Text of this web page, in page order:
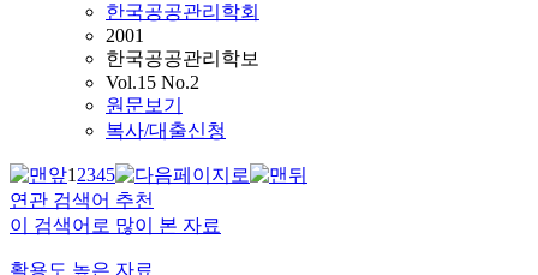
한국공공관리학회
2001
한국공공관리학보
Vol.15 No.2
원문보기
복사/대출신청
12345
연관 검색어 추천
이 검색어로 많이 본 자료
활용도 높은 자료